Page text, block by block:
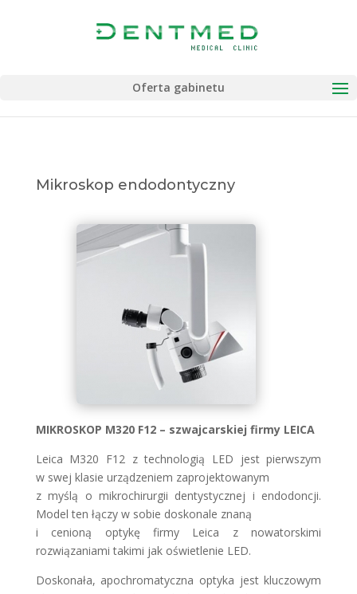
Oferta gabinetu
Mikroskop endodontyczny
MIKROSKOP M320 F12 – szwajcarskiej firmy LEICA
Leica M320 F12 z technologią LED jest pierwszym
w swej klasie urządzeniem zaprojektowanym
z myślą o mikrochirurgii dentystycznej i endodoncji.
Model ten łączy w sobie doskonale znaną
i cenioną optykę firmy Leica z nowatorskimi
rozwiązaniami takimi jak oświetlenie LED.
Doskonała, apochromatyczna optyka jest kluczowym